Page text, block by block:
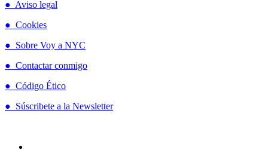
● Aviso legal
● Cookies
● Sobre Voy a NYC
● Contactar conmigo
● Código Ético
● Súscribete a la Newsletter